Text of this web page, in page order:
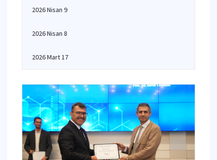
2026 Nisan 9
2026 Nisan 8
2026 Mart 17